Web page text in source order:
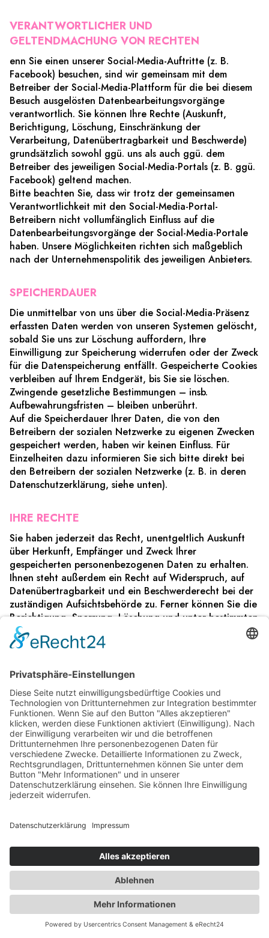
VERANTWORTLICHER UND
GELTENDMACHUNG VON RECHTEN
enn Sie einen unserer Social-Media-Auftritte (z. B.
Facebook) besuchen, sind wir gemeinsam mit dem
Betreiber der Social-Media-Plattform für die bei diesem
Besuch ausgelösten Datenbearbeitungsvorgänge
verantwortlich. Sie können Ihre Rechte (Auskunft,
Berichtigung, Löschung, Einschränkung der
Verarbeitung, Datenübertragbarkeit und Beschwerde)
grundsätzlich sowohl ggü. uns als auch ggü. dem
Betreiber des jeweiligen Social-Media-Portals (z. B. ggü.
Facebook) geltend machen.
Bitte beachten Sie, dass wir trotz der gemeinsamen
Verantwortlichkeit mit den Social-Media-Portal-
Betreibern nicht vollumfänglich Einfluss auf die
Datenbearbeitungsvorgänge der Social-Media-Portale
haben. Unsere Möglichkeiten richten sich maßgeblich
nach der Unternehmenspolitik des jeweiligen Anbieters.
SPEICHERDAUER
Die unmittelbar von uns über die Social-Media-Präsenz
erfassten Daten werden von unseren Systemen gelöscht,
sobald Sie uns zur Löschung auffordern, Ihre
Einwilligung zur Speicherung widerrufen oder der Zweck
für die Datenspeicherung entfällt. Gespeicherte Cookies
verbleiben auf Ihrem Endgerät, bis Sie sie löschen.
Zwingende gesetzliche Bestimmungen – insb.
Aufbewahrungsfristen – bleiben unberührt.
Auf die Speicherdauer Ihrer Daten, die von den
Betreibern der sozialen Netzwerke zu eigenen Zwecken
gespeichert werden, haben wir keinen Einfluss. Für
Einzelheiten dazu informieren Sie sich bitte direkt bei
den Betreibern der sozialen Netzwerke (z. B. in deren
Datenschutzerklärung, siehe unten).
IHRE RECHTE
Sie haben jederzeit das Recht, unentgeltlich Auskunft
über Herkunft, Empfänger und Zweck Ihrer
gespeicherten personenbezogenen Daten zu erhalten.
Ihnen steht außerdem ein Recht auf Widerspruch, auf
Datenübertragbarkeit und ein Beschwerderecht bei der
zuständigen Aufsichtsbehörde zu. Ferner können Sie die
Berichtigung, Sperrung, Löschung und unter bestimmten
Umständen die Einschränkung der Verarbeitung Ihrer
Personendate verlangen.
SOZIALE NETZWERKE IM EINZELNEN
FACEBOOK
Wir verfügen über ein Profil bei Facebook. Anbieter
dieses Dienstes ist die Meta Platforms Ireland Limited, 4
Grand Canal Square, Grand Canal Harbour, Dublin 2,
Irland (nachfolgend Meta). Die erfassten Daten werden
nach Aussage von Meta auch in die USA und in andere
Drittländer übertragen.
Wir haben mit Meta eine Vereinbarung über
geschlossen. In dieser Vereinbarung wird festgelegt, für
welche Datenbearbeitungsvorgänge wir bzw. Meta
verantwortlich ist, wenn Sie unsere Facebook-Page
besuchen. Diese Vereinbarung können Sie unter
folgendem Link einsehen:https://www.facebook.com/leg
al/terms/page_controller_addendum.
Sie können Ihre Werbeeinstellungen selbstständig in
Ihrem Nutzer-Account anpassen. Klicken Sie hierzu
auf folgenden Link und loggen Sie sich ein: https://ww